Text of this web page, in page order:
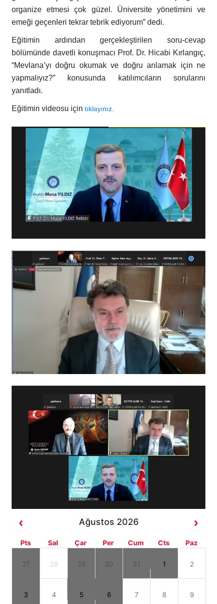
organize etmesi çok güzel. Üniversite yönetimini ve
emeği geçenleri tekrar tebrik ediyorum” dedi.
Eğitimin ardından gerçekleştirilen soru-cevap
bölümünde davetli konuşmacı Prof. Dr. Hicabi Kırlangıç,
“Mevlana’yı doğru okumak ve doğru anlamak için ne
yapmalıyız?” konusunda katılımcıların sorularını
yanıtladı.
Eğitimin videosu için tıklayınız.
Ağustos 2026
Pts Sal Çar Per Cum Cts Paz
27 28 29 30 31 1 2
3 4 5 6 7 8 9